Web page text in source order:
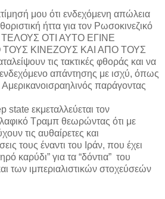
μου ότι ενδεχόμενη απώλεια
ήττα για τον Ρωσοκινεζικό
ΤΕΛΟΥΣ ΟΤΙ ΑΥΤΟ ΕΓΙΝΕ
ΚΙΝΕΖΟΥΣ ΚΑΙ ΑΠΟ ΤΟΥΣ
τις τακτικές φθοράς και να
απάντησης με ισχύ, όπως
παράγοντας
state εκμεταλλεύεται τον
Τραμπ θεωρώντας ότι με
τις αυθαίρετες και
τους έναντι του Ιράν, που έχει
καρύδι” για τα “δόντια” του
των ιμπεριαλιστικών στοχεύσεών